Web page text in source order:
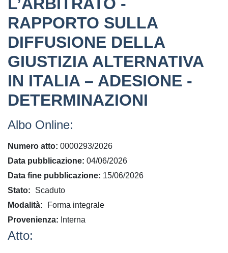
RAPPORTO SULLA
DIFFUSIONE DELLA
GIUSTIZIA ALTERNATIVA
IN ITALIA – ADESIONE -
DETERMINAZIONI
Albo Online:
Numero atto 0000293/2026
Data pubblicazione 04/06/2026
Data fine pubblicazione 15/06/2026
Stato
Scaduto
Modalità
Forma integrale
Provenienza
Interna
Atto: